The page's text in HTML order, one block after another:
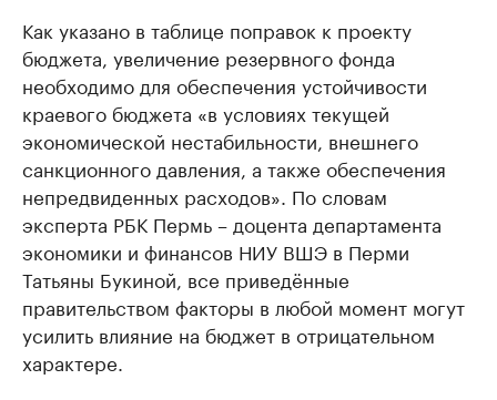
Как указано в таблице поправок к проекту
бюджета, увеличение резервного фонда
необходимо для обеспечения устойчивости
краевого бюджета «в условиях текущей
экономической нестабильности, внешнего
санкционного давления, а также обеспечения
непредвиденных расходов». По словам
эксперта РБК Пермь – доцента департамента
экономики и финансов НИУ ВШЭ в Перми
Татьяны Букиной, все приведённые
правительством факторы в любой момент могут
усилить влияние на бюджет в отрицательном
характере.